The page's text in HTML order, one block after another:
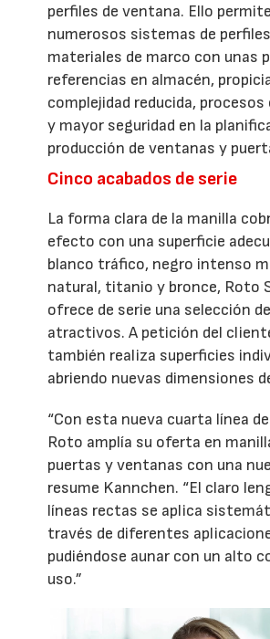
perfiles de ventana. Ello
numerosos sistemas de
materiales de marco con unas
referencias en almacén,
complejidad reducida,
y mayor seguridad en la
producción de ventanas y
Cinco acabados de serie
La forma clara de la manilla
efecto con una superficie
blanco tráfico, negro intenso
natural, titanio y bronce, Roto
ofrece de serie una selección
atractivos. A petición del
también realiza superficies
abriendo nuevas dimensiones
“Con esta nueva cuarta línea
Roto amplía su oferta en
puertas y ventanas con una
resume Kannchen. “El claro
líneas rectas se aplica
través de diferentes
pudiéndose aunar con un alto
uso.”